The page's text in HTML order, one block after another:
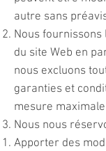
autre sans
Nous
du site Web en
nous excluons
garanties et
mesure
Nous nous
Apporter des